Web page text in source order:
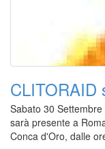
CLITORAID
Sabato 30
sarà presente a
Conca d'Oro, dalle